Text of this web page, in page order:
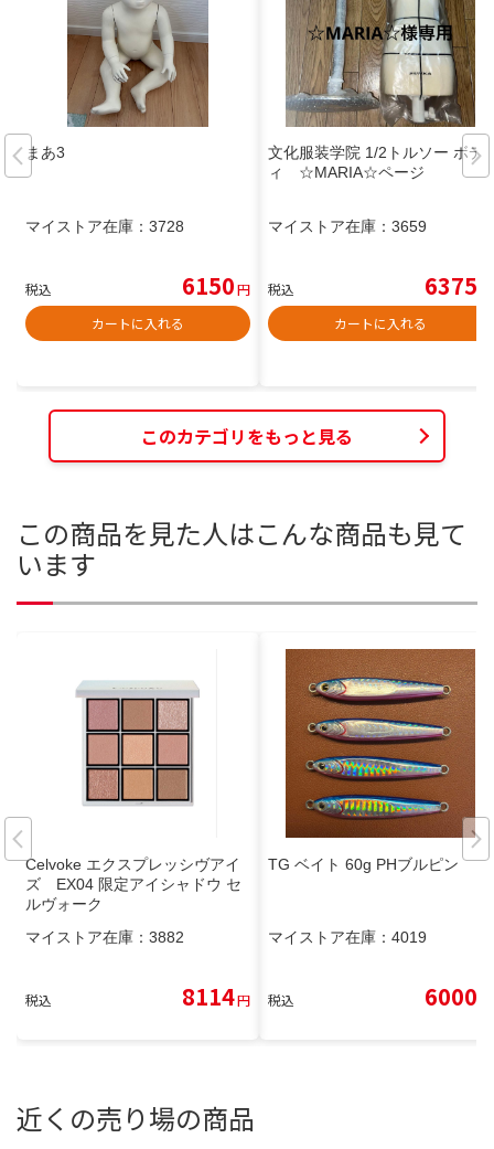
まあ3
マイストア在庫： 3728
税込 6150円
カートに入れる
文化服装学院 1/2トルソー ボデ
ィ ☆MARIA☆ページ
マイストア在庫： 3659
税込 6375
カートに入れる
このカテゴリをもっと見る
この商品を見た人はこんな商品も見て
います
Celvoke エクスプレッシヴアイ
ズ EX04 限定アイシャドウ セ
ルヴォーク
マイストア在庫： 3882
税込 8114円
TG ベイト 60g PHブルピン
マイストア在庫： 4019
税込 6000
近くの売り場の商品